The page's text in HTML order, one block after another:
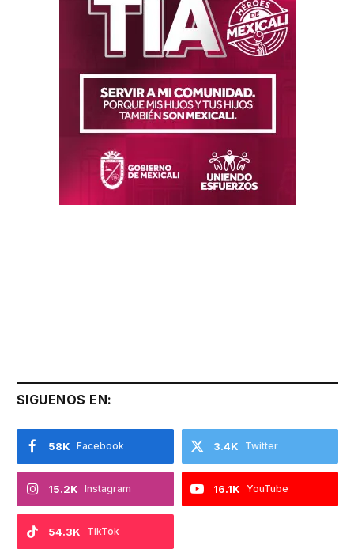
SIGUENOS EN:
Facebook
58K Twitter
3.4K
Instagram
15.2K YouTube
16.1K
TikTok
54.3K